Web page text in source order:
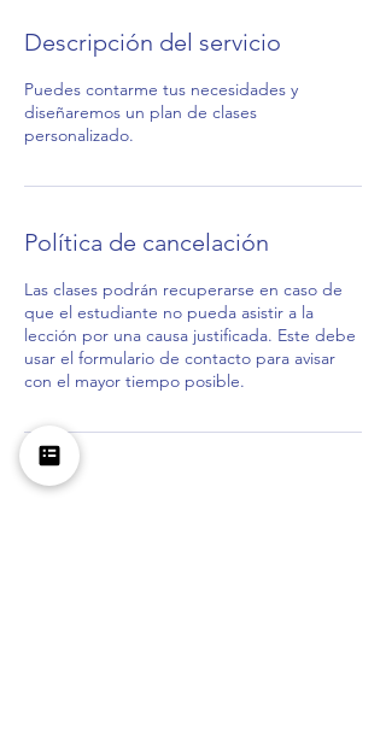
Descripción del servicio
Puedes contarme tus necesidades y
diseñaremos un plan de clases
personalizado.
Política de cancelación
Las clases podrán recuperarse en caso de
que el estudiante no pueda asistir a la
lección por una causa justificada. Este debe
usar el formulario de contacto para avisar
con el mayor tiempo posible.